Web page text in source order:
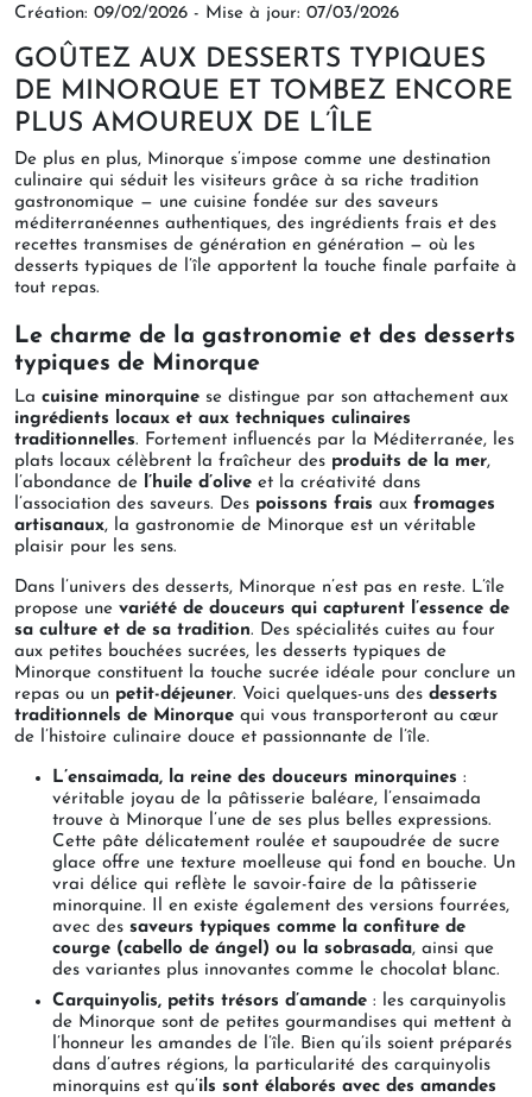
Création: 09/02/2026 - Mise à jour: 07/03/2026
GOÛTEZ AUX DESSERTS TYPIQUES
DE MINORQUE ET TOMBEZ ENCORE
PLUS AMOUREUX DE L’ÎLE
De plus en plus, Minorque s’impose comme une destination
culinaire qui séduit les visiteurs grâce à sa riche tradition
gastronomique — une cuisine fondée sur des saveurs
méditerranéennes authentiques, des ingrédients frais et des
recettes transmises de génération en génération — où les
desserts typiques de l’île apportent la touche finale parfaite à
tout repas.
Le charme de la gastronomie et des desserts
typiques de Minorque
La cuisine minorquine se distingue par son attachement aux
ingrédients locaux et aux techniques culinaires
traditionnelles. Fortement influencés par la Méditerranée, les
plats locaux célèbrent la fraîcheur des produits de la mer,
l’abondance de l’huile d’olive et la créativité dans
l’association des saveurs. Des poissons frais aux fromages
artisanaux, la gastronomie de Minorque est un véritable
plaisir pour les sens.
Dans l’univers des desserts, Minorque n’est pas en reste. L’île
propose une variété de douceurs qui capturent l’essence de
sa culture et de sa tradition. Des spécialités cuites au four
aux petites bouchées sucrées, les desserts typiques de
Minorque constituent la touche sucrée idéale pour conclure un
repas ou un petit-déjeuner. Voici quelques-uns des desserts
traditionnels de Minorque qui vous transporteront au cœur
de l’histoire culinaire douce et passionnante de l’île.
L’ensaimada, la reine des douceurs minorquines :
véritable joyau de la pâtisserie baléare, l’ensaimada
trouve à Minorque l’une de ses plus belles expressions.
Cette pâte délicatement roulée et saupoudrée de sucre
glace offre une texture moelleuse qui fond en bouche. Un
vrai délice qui reflète le savoir-faire de la pâtisserie
minorquine. Il en existe également des versions fourrées,
avec des saveurs typiques comme la confiture de
courge (cabello de ángel) ou la sobrasada, ainsi que
des variantes plus innovantes comme le chocolat blanc.
Carquinyolis, petits trésors d’amande : les carquinyolis
de Minorque sont de petites gourmandises qui mettent à
l’honneur les amandes de l’île. Bien qu’ils soient préparés
dans d’autres régions, la particularité des carquinyolis
minorquins est qu’ils sont élaborés avec des amandes